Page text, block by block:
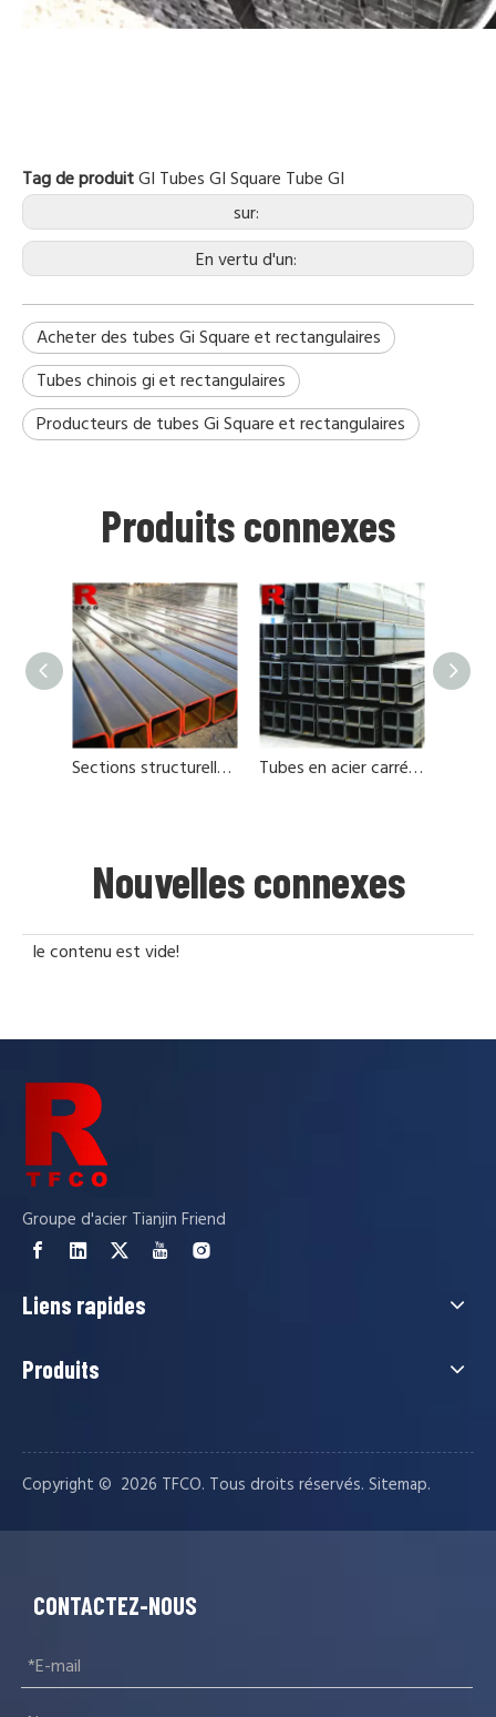
Tag de produitGI Tubes GI Square Tube GI
sur:
En vertu d'un:
Acheter des tubes Gi Square et rectangulaires
Tubes chinois gi et rectangulaires
Producteurs de tubes Gi Square et rectangulaires
Produits connexes
Sections structurelles carrées creux Tubes en acier carré de haute qualité
Nouvelles connexes
le contenu est vide!
Groupe d'acier Tianjin Friend
Liens rapides
Produits
Copyright © ️ 2026 TFCO. Tous droits réservés. Sitemap.
CONTACTEZ-NOUS